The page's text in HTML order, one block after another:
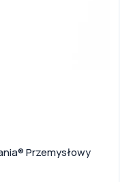
Przemysłowy